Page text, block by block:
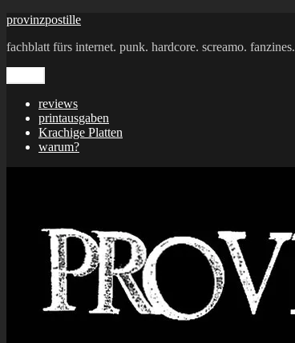
Zum
springen
provinzpostille
fachblatt fürs internet. punk. hardcore. screamo. fanzines.
reviews
printausgaben
Krachige Platten
warum?